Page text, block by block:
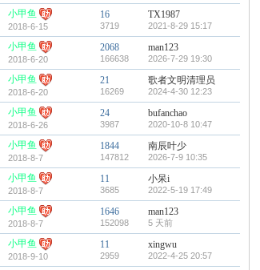
小甲鱼
2018-6-15
16
3719
TX1987
2021-8-29 15:17
小甲鱼
2018-6-20
2068
166638
man123
2026-7-29 19:30
小甲鱼
2018-6-20
21
16269
歌者文明清理员
2024-4-30 12:23
小甲鱼
2018-6-26
24
3987
bufanchao
2020-10-8 10:47
小甲鱼
2018-8-7
1844
147812
南辰叶少
2026-7-9 10:35
小甲鱼
2018-8-7
11
3685
小呆i
2022-5-19 17:49
小甲鱼
2018-8-7
1646
152098
man123
5 天前
小甲鱼
2018-9-10
11
2959
xingwu
2022-4-25 20:57